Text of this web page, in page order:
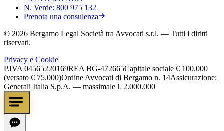
N. Verde: 800 975 132
Prenota una consulenza
© 2026 Bergamo Legal Società tra Avvocati s.r.l. — Tutti i diritti
riservati.
Privacy e Cookie
P.IVA 04565220169REA BG-472665Capitale sociale € 100.000
(versato € 75.000)Ordine Avvocati di Bergamo n. 14Assicurazione:
Generali Italia S.p.A. — massimale € 2.000.000